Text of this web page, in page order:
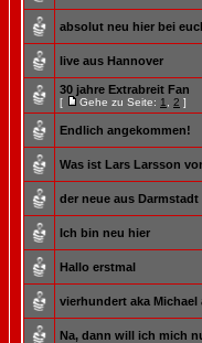
absolut neu hier bei
live aus Hannover
30 jahre Extrabreit Fan
[ Gehe zu Seite: 1 2 ]
Endlich angekommen!
Was ist Lars Larsson
der neue aus Darmstadt
Ich bin neu hier
Hallo erstmal
vierhundert aka Michael
Na, dann will ich mich